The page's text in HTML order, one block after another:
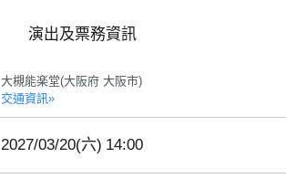
演出及票務資訊
大槻能楽堂(大阪府 大阪市)
交通資訊»
2027/03/20(六) 14:00